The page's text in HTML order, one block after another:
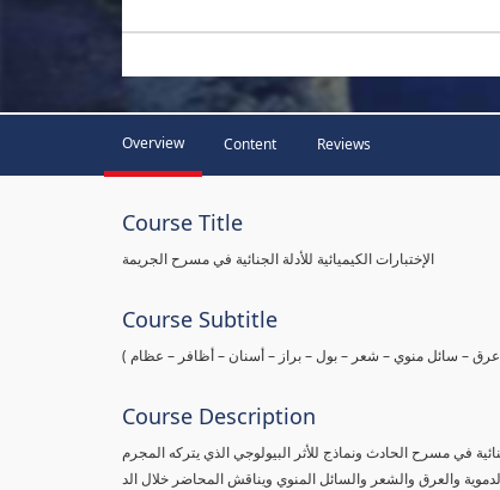
Overview Content Reviews
Course Title
الإختبارات الكيميائية للأدلة الجنائية في مسرح الجريمة
Course Subtitle
– عرق – سائل منوي – شعر – بول – براز – أسنان – أظافر – عظام
Course Description
في مسرح الحادث ونماذج للأثر البيولوجي الذي يتركه المجرم
والعرق والشعر والسائل المنوي ويناقش المحاضر خلال الد